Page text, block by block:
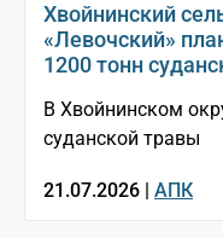
Хвойнинский
«Левочский»
1200 тонн
В Хвойнинском
суданской травы
21.07.2026 | АПК